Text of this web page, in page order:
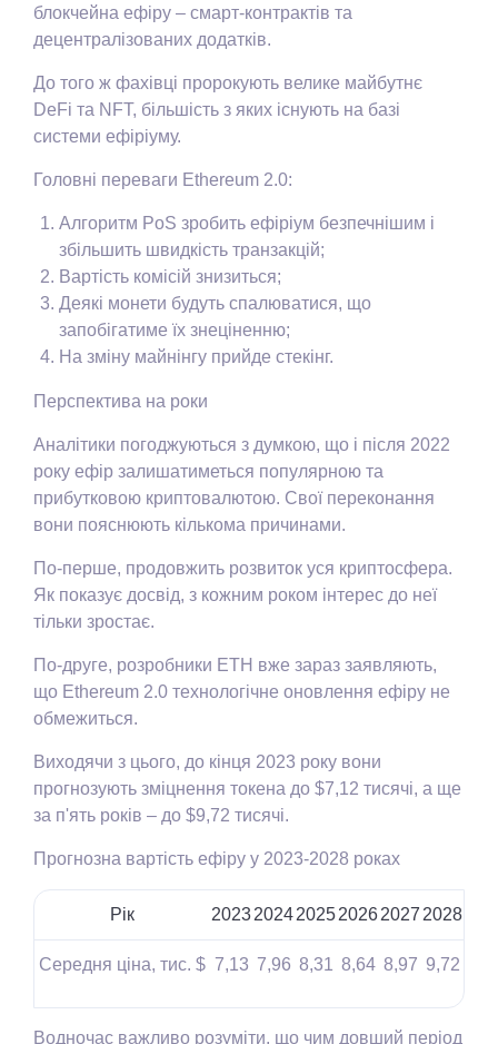
блокчейна ефіру – смарт-контрактів та
децентралізованих додатків.
До того ж фахівці пророкують велике майбутнє
DeFi та NFT, більшість з яких існують на базі
системи ефіріуму.
Головні переваги Ethereum 2.0:
Алгоритм PoS зробить ефіріум безпечнішим і
збільшить швидкість транзакцій;
Вартість комісій знизиться;
Деякі монети будуть спалюватися, що
запобігатиме їх знеціненню;
На зміну майнінгу прийде стекінг.
Перспектива на роки
Аналітики погоджуються з думкою, що і після 2022
року ефір залишатиметься популярною та
прибутковою криптовалютою. Свої переконання
вони пояснюють кількома причинами.
По-перше, продовжить розвиток уся криптосфера.
Як показує досвід, з кожним роком інтерес до неї
тільки зростає.
По-друге, розробники ETH вже зараз заявляють,
що Ethereum 2.0 технологічне оновлення ефіру не
обмежиться.
Виходячи з цього, до кінця 2023 року вони
прогнозують зміцнення токена до $7,12 тисячі, а ще
за п'ять років – до $9,72 тисячі.
Прогнозна вартість ефіру у 2023-2028 роках
Рік 20232024202520262027 2028
Середня ціна, тис. $ 7,13 7,96 8,31 8,64 8,97 9,72
Водночас важливо розуміти, що чим довший період